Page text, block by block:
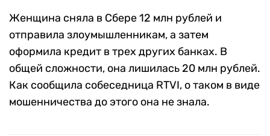
Женщина сняла в Сбере 12 млн рублей и
отправила злоумышленникам, а затем
оформила кредит в трех других банках. В
общей сложности, она лишилась 20 млн рублей.
Как сообщила собеседница RTVI, о таком в виде
мошенничества до этого она не знала.